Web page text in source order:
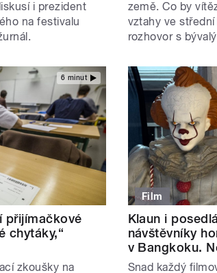
i prezident
na festivalu
země. Co by
vztahy ve
rozhovor s
6 minut
přijímačkové
chytáky,“
zkoušky na
Film
Klaun i
návštěvníky
v Bangkoku.
Snad každý